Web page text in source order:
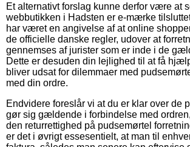
Et alternativt forslag kunne derfor være at
webbutikken i Hadsten er e-mærke
har været en angivelse af at online
de officielle danske regler, udover at
gennemses af jurister som er inde i de
Dette er desuden din lejlighed til at få
bliver udsat for dilemmaer med
med din ordre.
Endvidere foreslår vi at du er klar over de
gør sig gældende i forbindelse med
den returrettighed på pudsemørtel
er det i øvrigt essesentielt, at man til